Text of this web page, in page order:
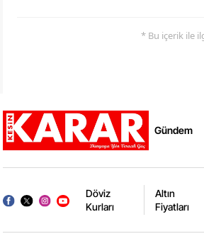
* Bu içerik ile
Gündem
Döviz
Kurları
Altın
Fiyatları